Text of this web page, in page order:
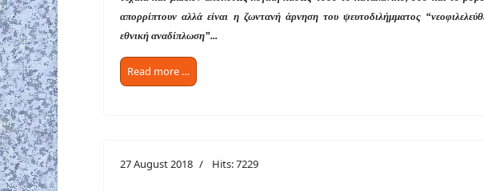
απορρίπτουν αλλά είναι η ζωντανή άρνηση του ψευτοδιλήμματος
εθνική αναδίπλωση”...
Read more …
27 August 2018 Hits: 7229